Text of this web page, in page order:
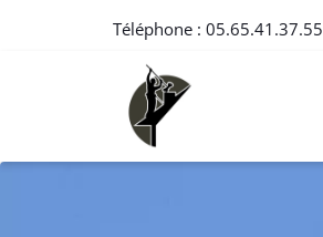
Téléphone : 05.65.41.37.55